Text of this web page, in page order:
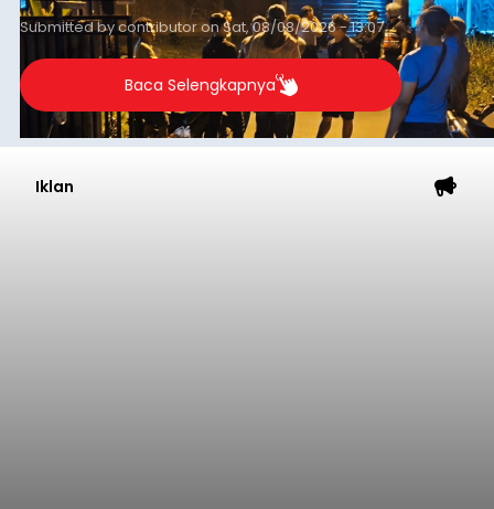
(NTT).
Submitted bycontributoronSat, 08/08/2026 - 13:07
Baca Selengkapnya
Iklan